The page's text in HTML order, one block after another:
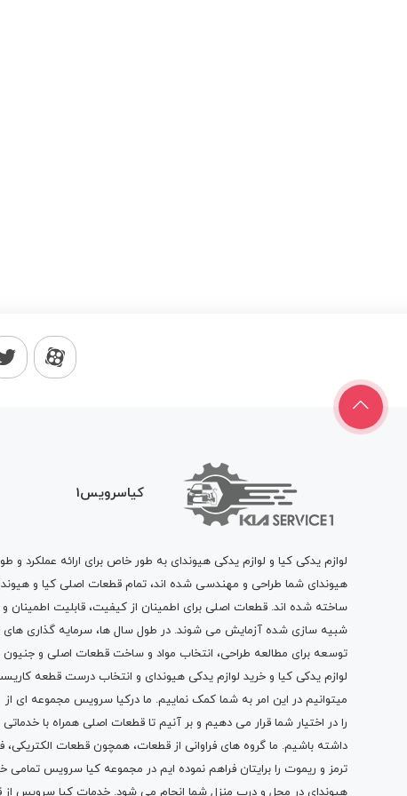
کیاسرویس1
لوازم یدکی کیا و لوازم یدکی هیوندای به طور خاص برای ارائه عملکرد و
هیوندای شما طراحی و مهندسی شده اند، تمام قطعات اصلی کیا و هیوندای
ساخته شده اند. قطعات اصلی برای اطمینان از کیفیت، قابلیت
شبیه سازی شده آزمایش می شوند. در طول سال ها، سرمایه گذاری های
توسعه برای مطالعه طراحی، انتخاب مواد و ساخت قطعات اصلی و
لوازم یدکی کیا و خرید لوازم یدکی هیوندای و انتخاب درست قطعه
میتوانیم در این امر به شما کمک نماییم. ما درکیا سرویس مجموعه ای از
را در اختیار شما قرار می دهیم و بر آنیم تا قطعات اصلی همراه با
داشته باشیم. ما گروه های فراوانی از قطعات، همچون قطعات الکتریکی،
ترمز و ریموت را برایتان فراهم نموده ایم در مجموعه کیا سرویس تمامی
هیوندای در محل و درب منزل شما انجام می شود. خدمات کیا سرویس از